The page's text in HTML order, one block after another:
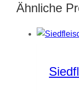
Ähnliche